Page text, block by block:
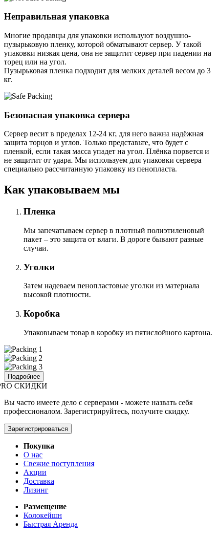
Неправильная упаковка
Многие продавцы для упаковки используют воздушно-
пузырьковую пленку, которой обматывают сервер. У такой
упаковки низкая цена, она не защитит сервер при падении на
торец или на угол.
Пузырьковая пленка подходит для мелких деталей весом до 3
кг.
Безопасная упаковка сервера
Сервер весит в пределах 12-24 кг, для него важна надёжная
защита торцов и углов. Только представьте, что будет с
пленкой, если такая масса упадет на угол. Плёнка порвется и
не защитит от удара. Мы используем для упаковки сервера
специально расcчитанную упаковку из пенопласта.
Как упаковываем мы
Пленка
Мы запечатываем сервер в плотный полиэтиленовый
пакет – это защита от влаги. В дороге бывают разные
случаи.
Уголки
Затем надеваем пенопластовые уголки из материала
высокой плотности.
Коробка
Упаковываем товар в коробку из пятислойного картона.
Подробнее
СКИДКИ
Вы часто имеете дело с серверами - можете назвать себя
профессионалом. Зарегистрируйтесь, получите скидку.
Зарегистрироваться
Покупка
О нас
Свежие поступления
Акции
Доставка
Лизинг
Размещение
Колокейшн
Быстрая Аренда